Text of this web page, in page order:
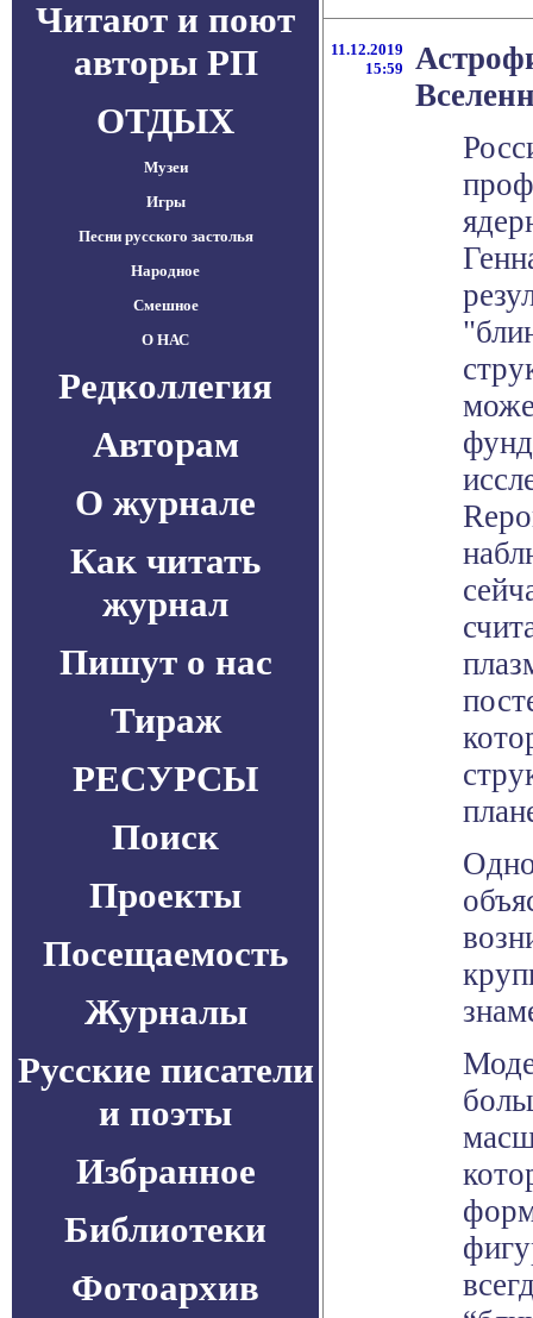
Читают и поют
авторы РП
ОТДЫХ
Музеи
Игры
Песни русского застолья
Народное
Смешное
О НАС
Редколлегия
Авторам
О журнале
Как читать
журнал
Пишут о нас
Тираж
РЕСУРСЫ
Поиск
Проекты
Посещаемость
Журналы
Русские писатели
и поэты
Избранное
Библиотеки
Фотоархив
11.12.2019
15:59